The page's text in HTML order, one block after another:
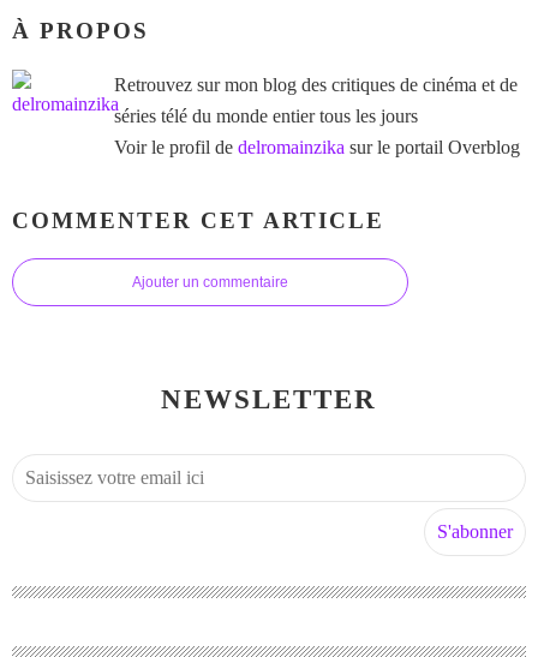
À PROPOS
Retrouvez sur mon blog des critiques de cinéma et de
séries télé du monde entier tous les jours
Voir le profil de delromainzika sur le portail Overblog
COMMENTER CET ARTICLE
Ajouter un commentaire
NEWSLETTER